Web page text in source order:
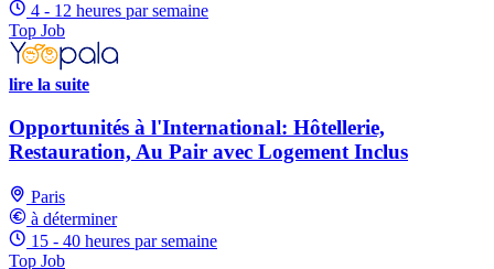
4 - 12 heures par semaine
Top Job
lire la suite
Opportunités à l'International: Hôtellerie,
Restauration, Au Pair avec Logement Inclus
Paris
à déterminer
15 - 40 heures par semaine
Top Job